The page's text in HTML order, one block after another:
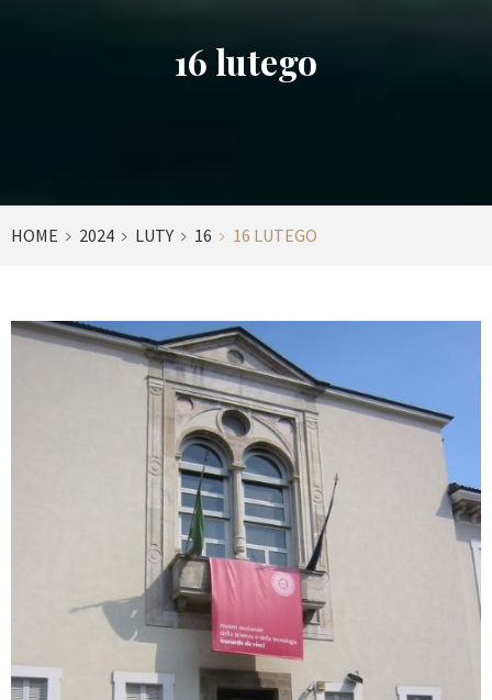
16 lutego
HOME 2024 LUTY 16 16 LUTEGO